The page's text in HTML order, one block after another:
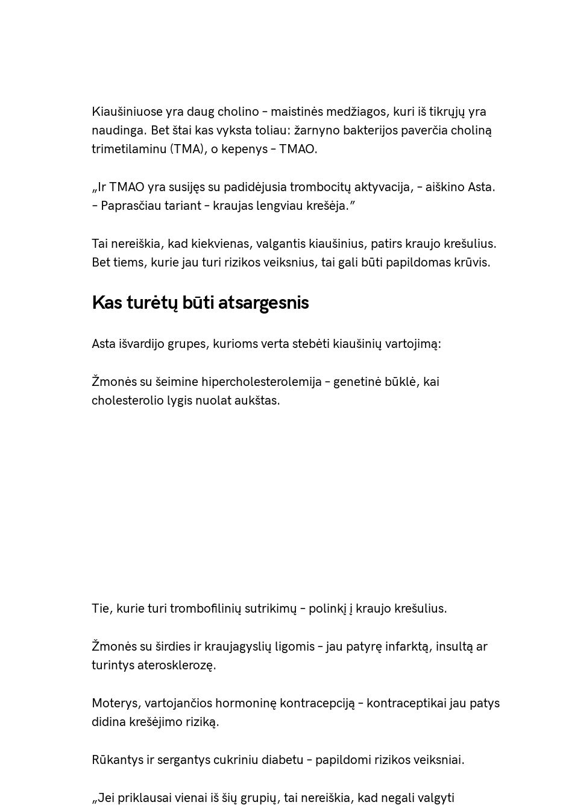
Kiaušiniuose yra daug cholino – maistinės medžiagos, kuri iš tikrųjų yra
naudinga. Bet štai kas vyksta toliau: žarnyno bakterijos paverčia choliną
trimetilaminu (TMA), o kepenys – TMAO.
„Ir TMAO yra susijęs su padidėjusia trombocitų aktyvacija, – aiškino Asta.
– Paprasčiau tariant – kraujas lengviau krešėja.”
Tai nereiškia, kad kiekvienas, valgantis kiaušinius, patirs kraujo krešulius.
Bet tiems, kurie jau turi rizikos veiksnius, tai gali būti papildomas krūvis.
Kas turėtų būti atsargesnis
Asta išvardijo grupes, kurioms verta stebėti kiaušinių vartojimą:
Žmonės su šeimine hipercholesterolemija – genetinė būklė, kai
cholesterolio lygis nuolat aukštas.
Tie, kurie turi trombofilinių sutrikimų – polinkį į kraujo krešulius.
Žmonės su širdies ir kraujagyslių ligomis – jau patyrę infarktą, insultą ar
turintys aterosklerozę.
Moterys, vartojančios hormoninę kontracepciją – kontraceptikai jau patys
didina krešėjimo riziką.
Rūkantys ir sergantys cukriniu diabetu – papildomi rizikos veiksniai.
„Jei priklausai vienai iš šių grupių, tai nereiškia, kad negali valgyti